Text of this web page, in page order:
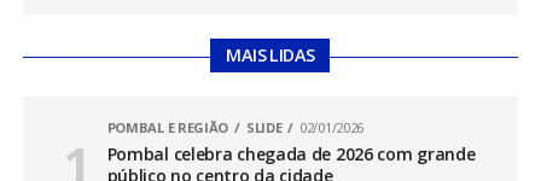
MAIS LIDAS
POMBAL E REGIÃO SLIDE 02/01/2026
Pombal celebra chegada de 2026 com grande
público no centro da cidade